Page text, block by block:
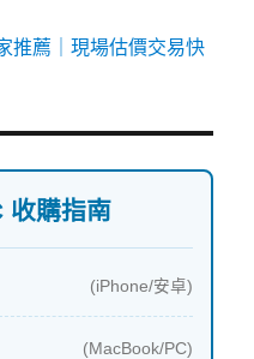
推薦｜現場估價交易快
收購指南
(iPhone/安卓)
(MacBook/PC)